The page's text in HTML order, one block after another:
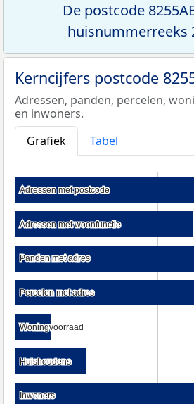
De postcode
huisnummerreeks
Kerncijfers postcode
Adressen, panden, percelen,
en inwoners.
Grafiek
Tabel
Adressen met postcode
Adressen met postcode
Adressen met woonfunctie
Adressen met woonfunctie
Panden met adres
Panden met adres
Percelen met adres
Percelen met adres
Woningvoorraad
Woningvoorraad
Huishoudens
Huishoudens
Inwoners
Inwoners